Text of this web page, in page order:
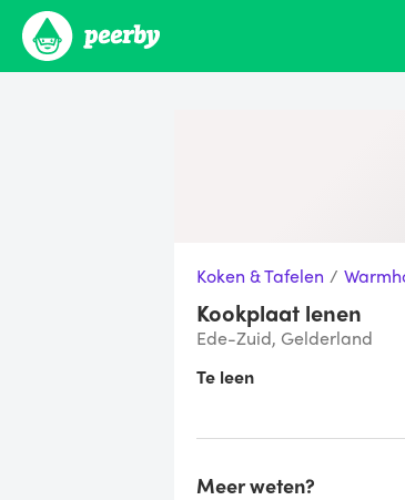
Koken & Tafelen /
Kookplaat lenen
Ede-Zuid, Gelderland
Te leen
Meer weten?